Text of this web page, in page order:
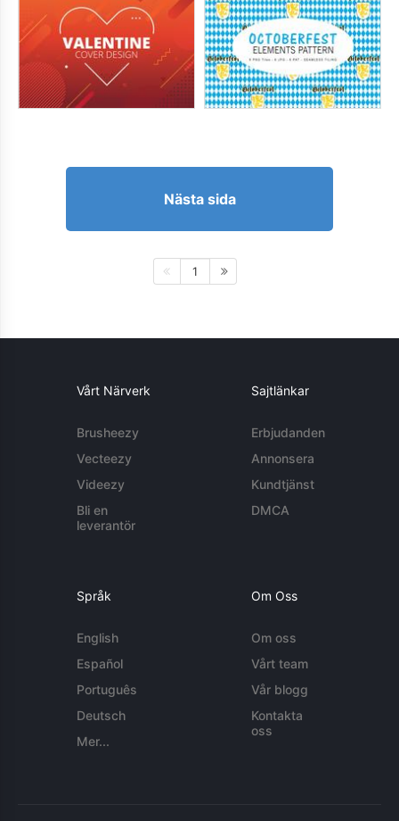
Nästa sida
1
Vårt Närverk
Brusheezy
Vecteezy
Videezy
Bli en
leverantör
Sajtlänkar
Erbjudanden
Annonsera
Kundtjänst
DMCA
Språk
English
Español
Português
Deutsch
Mer...
Om Oss
Om oss
Vårt team
Vår blogg
Kontakta
oss